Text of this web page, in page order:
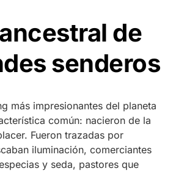
de
senderos
más impresionantes del planeta
común: nacieron de la
Fueron trazadas por
iluminación, comerciantes
y seda, pastores que